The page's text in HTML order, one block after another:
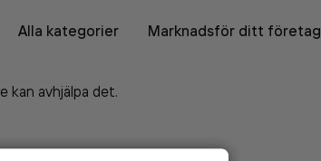
Alla kategorier Marknadsför ditt företag
kan avhjälpa det.